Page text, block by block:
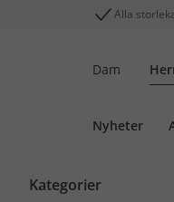
Alla
Dam
Nyheter
Kategorier